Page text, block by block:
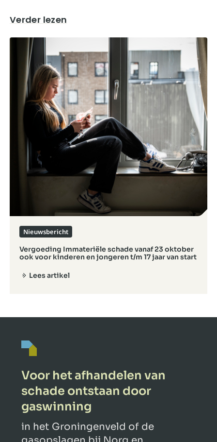
Verder lezen
Vergoeding Immateriële schade vanaf 23 oktober
ook voor kinderen en jongeren t/m 17 jaar van start
Nieuwsbericht
Lees artikel
Voor het afhandelen van
schade ontstaan door
gaswinning
in het Groningenveld of de